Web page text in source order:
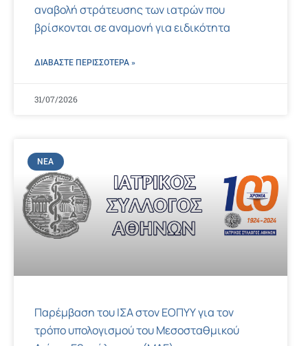
αναβολή στράτευσης των ιατρών που
βρίσκονται σε αναμονή για ειδικότητα
ΔΙΑΒΑΣΤΕ ΠΕΡΙΣΣΌΤΕΡΑ »
31/07/2026
ΝΈΑ
Παρέμβαση του ΙΣΑ στον ΕΟΠΥΥ για τον
τρόπο υπολογισμού του Μεσοσταθμικού